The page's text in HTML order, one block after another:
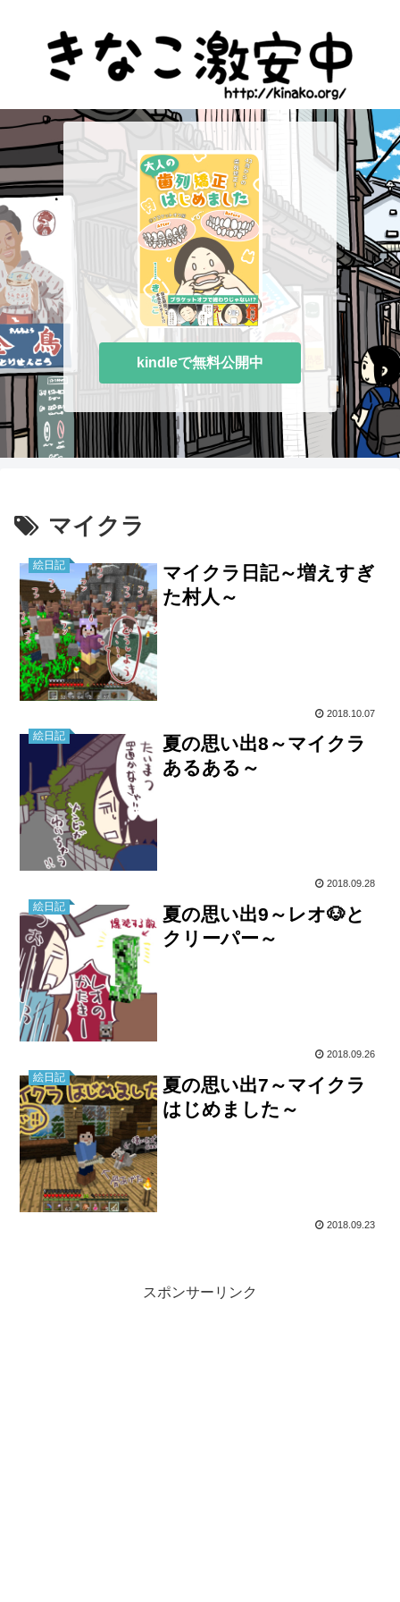
kindleで無料公開中
マイクラ
絵日記
マイクラ日記～増えすぎ
た村人～
2018.10.07
絵日記
夏の思い出8～マイクラ
あるある～
2018.09.28
絵日記
夏の思い出9～レオ🐶と
クリーパー～
2018.09.26
絵日記
夏の思い出7～マイクラ
はじめました～
2018.09.23
スポンサーリンク